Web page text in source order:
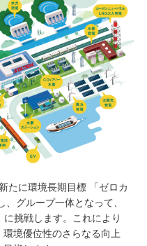
たに環境長期目標 「ゼロカ
グループ一体となって、
挑戦します。
これにより
環境優位性のさらなる向上